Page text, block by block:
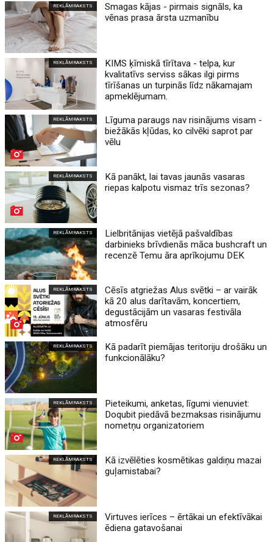
REKLĀMRAKSTS
Smagas kājas - pirmais signāls, ka
vēnas prasa ārsta uzmanību
REKLĀMRAKSTS
KIMS ķīmiskā tīrītava - telpa, kur
kvalitatīvs serviss sākas ilgi pirms
tīrīšanas un turpinās līdz nākamajam
apmeklējumam.
REKLĀMRAKSTS
Līguma paraugs nav risinājums visam -
biežākās kļūdas, ko cilvēki saprot par
vēlu
REKLĀMRAKSTS
Kā panākt, lai tavas jaunās vasaras
riepas kalpotu vismaz trīs sezonas?
REKLĀMRAKSTS
Lielbritānijas vietējā pašvaldības
darbinieks brīvdienās māca bushcraft un
recenzē Temu āra aprīkojumu DEK
REKLĀMRAKSTS
Cēsīs atgriežas Alus svētki – ar vairāk
kā 20 alus darītavām, koncertiem,
degustācijām un vasaras festivāla
atmosfēru
REKLĀMRAKSTS
Kā padarīt piemājas teritoriju drošāku un
funkcionālāku?
REKLĀMRAKSTS
Pieteikumi, anketas, līgumi vienuviet:
Doqubit piedāvā bezmaksas risinājumu
nometņu organizatoriem
REKLĀMRAKSTS
Kā izvēlēties kosmētikas galdiņu mazai
guļamistabai?
REKLĀMRAKSTS
Virtuves ierīces – ērtākai un efektīvākai
ēdiena gatavošanai